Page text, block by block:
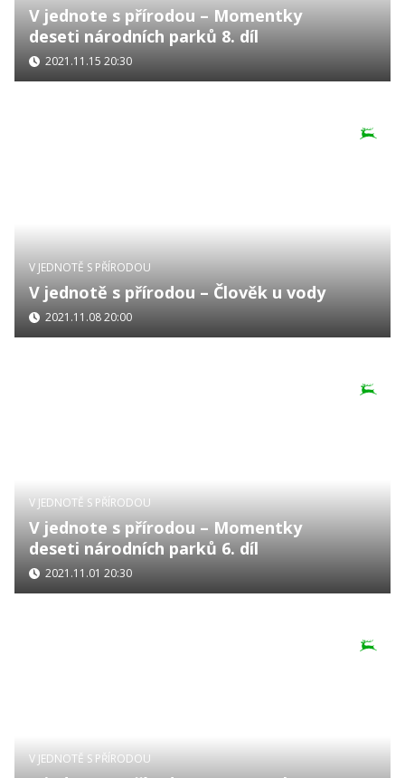
V jednote s přírodou – Momentky
deseti národních parků 8. díl
2021.11.15 20:30
V JEDNOTĚ S PŘÍRODOU
V jednotě s přírodou – Člověk u vody
2021.11.08 20:00
V JEDNOTĚ S PŘÍRODOU
V jednote s přírodou – Momentky
deseti národních parků 6. díl
2021.11.01 20:30
V JEDNOTĚ S PŘÍRODOU